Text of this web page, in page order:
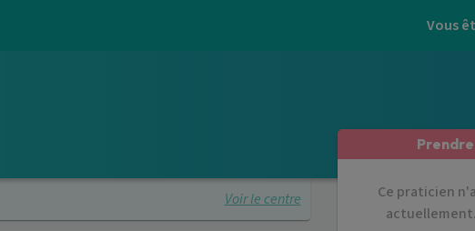
Vous
Voir le centre
Ce praticien